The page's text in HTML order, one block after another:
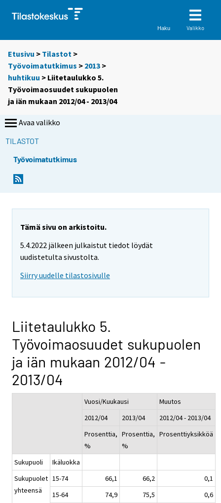
Haku Valikko
Etusivu > Tilastot >
Työvoimatutkimus > 2013 >
huhtikuu > Liitetaulukko 5.
Työvoimaosuudet sukupuolen
ja iän mukaan 2012/04 - 2013/04
Avaa valikko
TILASTOT
Työvoimatutkimus
Tämä sivu on arkistoitu.
5.4.2022 jälkeen julkaistut tiedot löydät
uudistetulta sivustolta.
Siirry uudelle tilastosivulle
Liitetaulukko 5.
Työvoimaosuudet sukupuolen
ja iän mukaan 2012/04 -
2013/04
Vuosi/Kuukausi
Muutos
2012/04
2013/04
2012/04 - 2013/04
Prosenttia,
%
Prosenttia,
%
Prosenttiyksikköä
Sukupuoli
Ikäluokka
Sukupuolet
yhteensä
15-74 66,1 66,2
0,1
15-64
74,9 75,5
0,6